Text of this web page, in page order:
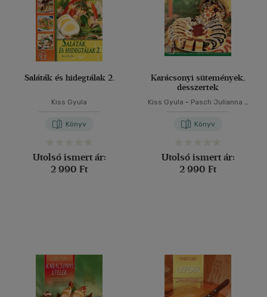
Saláták és hidegtálak 2.
Kiss Gyula
Könyv
Utolsó ismert ár:
2 990 Ft
Karácsonyi sütemények,
desszertek
Kiss Gyula - Pasch Julianna -
Könyv
Utolsó ismert ár:
2 990 Ft